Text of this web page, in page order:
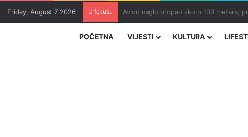
Friday, August 7 2026 U fokusu Zvizdić, Magazinović i Kojović traže
POČETNA VIJESTI KULTURA